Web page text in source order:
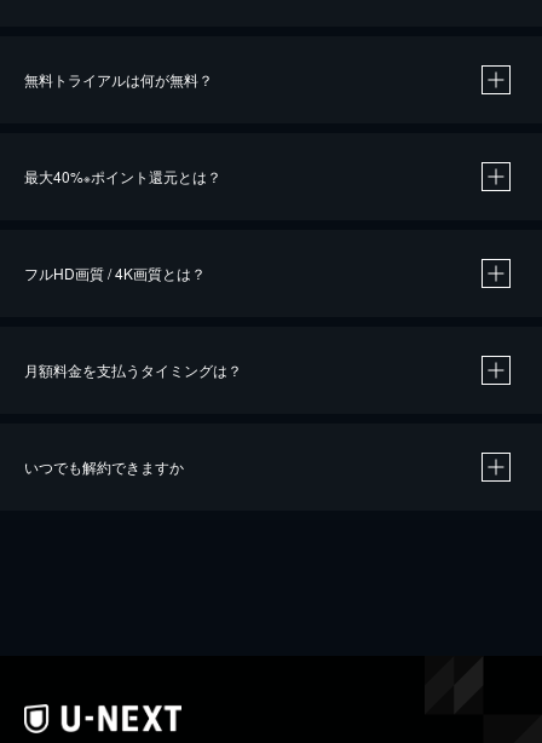
無料トライアルは何が無料？
最大40%※ポイント還元とは？
※40％ポイント還元の対象は、クレジットカード決済による作品の購入 / レンタルです。
iOSアプリのUコイン決済による作品の購入 / レンタルは、20％のポイント還元です。
フルHD画質 / 4K画質とは？
月額料金を支払うタイミングは？
いつでも解約できますか